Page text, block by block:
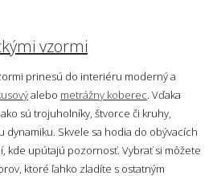
vzormi
prinesú do interiéru moderný a
alebo metrážny koberec . Vďaka
sú trojuholníky, štvorce či kruhy,
dynamiku. Skvele sa hodia do obývacích
kde upútajú pozornosť. Vybrať si môžete
ktoré ľahko zladíte s ostatným